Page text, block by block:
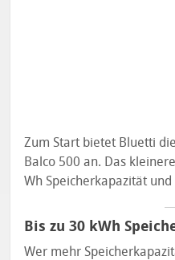
Zum Start bietet Bluetti
Balco 500 an. Das
Wh Speicherkapazität
Bis zu 30 kWh
Wer mehr